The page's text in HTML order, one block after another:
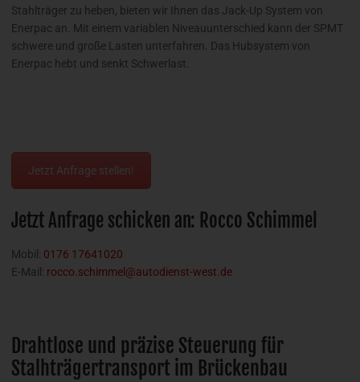
Stahlträger zu heben, bieten wir Ihnen das Jack-Up System von
Enerpac an. Mit einem variablen Niveauunterschied kann der SPMT
schwere und große Lasten unterfahren. Das Hubsystem von
Enerpac hebt und senkt Schwerlast.
Jetzt Anfrage stellen!
Jetzt Anfrage schicken an: Rocco Schimmel
Mobil: 0176 17641020
E-Mail: rocco.schimmel@autodienst-west.de
Drahtlose und präzise Steuerung für
Stalhträgertransport im Brückenbau